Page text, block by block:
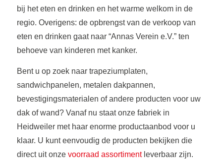
bij het eten en drinken en het warme welkom in de
regio. Overigens: de opbrengst van de verkoop van
eten en drinken gaat naar “Annas Verein e.V.” ten
behoeve van kinderen met kanker.
Bent u op zoek naar trapeziumplaten,
sandwichpanelen, metalen dakpannen,
bevestigingsmaterialen of andere producten voor uw
dak of wand? Vanaf nu staat onze fabriek in
Heidweiler met haar enorme productaanbod voor u
klaar. U kunt eenvoudig de producten bekijken die
direct uit onze voorraad assortimentleverbaar zijn.